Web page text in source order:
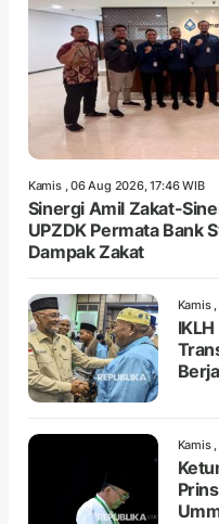
Kamis , 06 Aug 2026, 17:46 WIB
Sinergi Amil Zakat-
UPZDK Permata Bank
Dampak Zakat
Kamis
Kamis